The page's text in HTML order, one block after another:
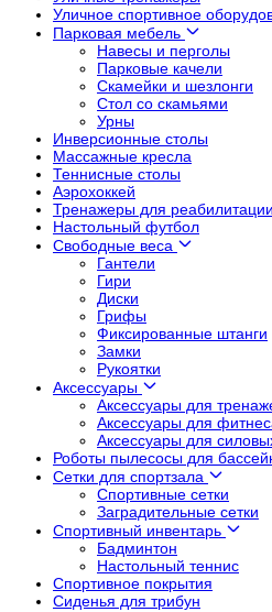
Уличное спортивное
Парковая мебель
Навесы и перголы
Парковые качели
Скамейки и шезлонги
Стол со скамьями
Урны
Инверсионные столы
Массажные кресла
Теннисные столы
Аэрохоккей
Тренажеры для реабилитации
Настольный футбол
Свободные веса
Гантели
Гири
Диски
Грифы
Фиксированные штанги
Замки
Рукоятки
Аксессуары
Аксессуары для
Аксессуары для
Аксессуары для
Роботы пылесосы для
Сетки для спортзала
Спортивные сетки
Заградительные сетки
Спортивный инвентарь
Бадминтон
Настольный теннис
Спортивное покрытия
Сиденья для трибун